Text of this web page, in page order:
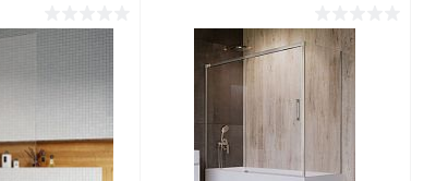
Под заказ
В корзину
Сравнение
В избранное